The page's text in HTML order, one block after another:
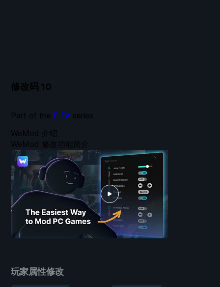
修改码 10
玩家属性修改
WeMod 介绍
WeMod 修改功能简介
Part of the FIFA series